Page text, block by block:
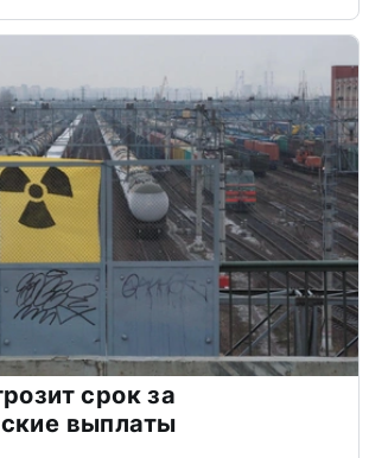
срок за
выплаты